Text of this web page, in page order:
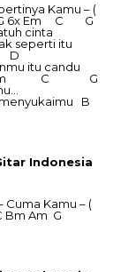
Kamu – (
G 6x Em C G
cinta
seperti itu
D
itu candu
Em C G
B
Indonesia
Cuma Kamu – (
Bm Am G